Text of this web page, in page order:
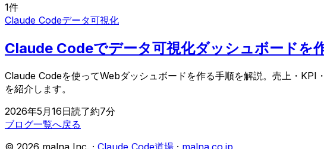
1件
Claude Codeデータ可視化
Claude Codeでデータ可視化ダッシュボードを
Claude Codeを使ってWebダッシュボードを作る手順を解説。売上・
を紹介します。
2026年5月16日読了約7分
ブログ一覧へ戻る
© 2026 malna Inc. · Claude Code道場 · malna.co.jp